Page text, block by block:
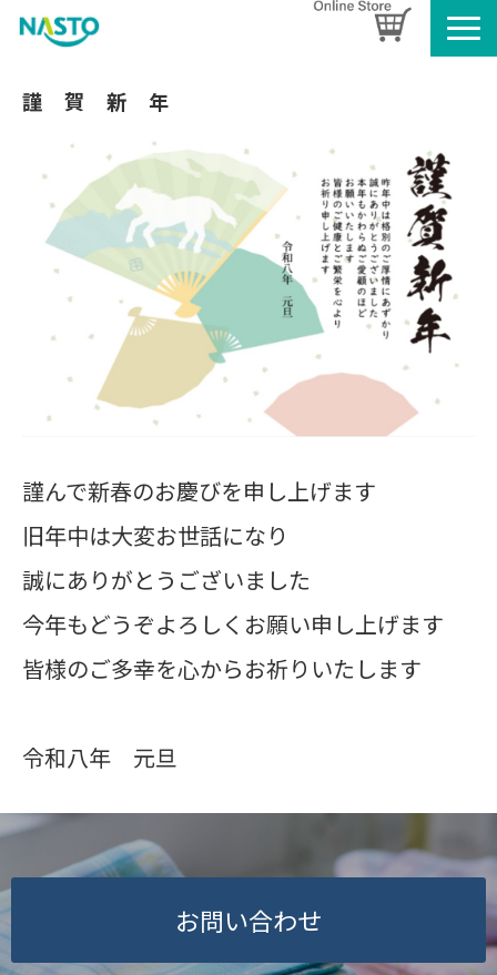
お知らせ
ブログ
名入れタオルのご案内
採用情報
SDGsへの取り組み
謹　賀　新　年
謹んで新春のお慶びを申し上げます
旧年中は大変お世話になり
誠にありがとうございました
今年もどうぞよろしくお願い申し上げます
皆様のご多幸を心からお祈りいたします
令和八年 元旦
お問い合わせ